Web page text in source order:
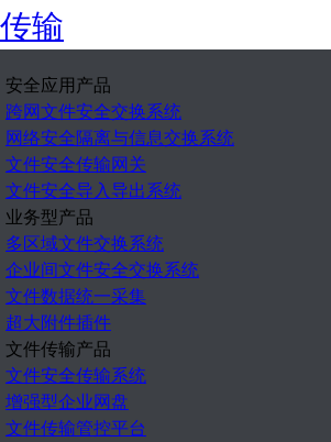
传输
安全应用产品
跨网文件安全交换系统
网络安全隔离与信息交换系统
文件安全传输网关
文件安全导入导出系统
业务型产品
多区域文件交换系统
企业间文件安全交换系统
文件数据统一采集
超大附件插件
文件传输产品
文件安全传输系统
增强型企业网盘
文件传输管控平台